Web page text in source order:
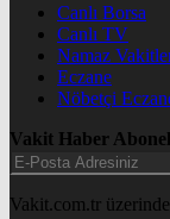
Canlı Borsa
Canlı TV
Namaz
Eczane
Nöbetçi
Vakit Haber
Vakit.com.tr